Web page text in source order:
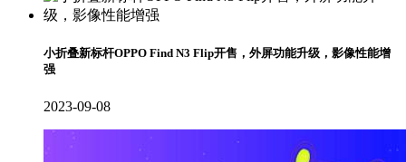
小折叠新标杆OPPO Find N3 Flip开售，外屏功能升级，影像性能增
强
2023-09-08